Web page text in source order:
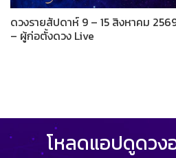
ดวงรายสัปดาห์ 9 – 15 สิงหาคม
– ผู้ก่อตั้งดวง Live
โหลดแอปดูดวง